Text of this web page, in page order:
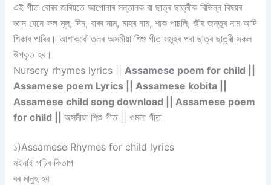
এই গীত বোৰৰ জৰিয়তে আপোনাৰ সন্তানক বা ছাত্ৰ ছাত্ৰীক বিভিন্ন বিষয়ৰ
জ্ঞান যেনে ফল মূল, দিন, বাৰৰ নাম, মাহৰ নাম, শাক পাচলি, জীৱ জন্তুৰ নাম আদি
শিকাব পাৰিব। আশাকৰোঁ তলৰ অসমীয়া শিশু গীত সমূহৰ পৰা ছাত্ৰ ছাত্ৰী সকল
উপকৃত হব।
Nursery rhymes lyrics || Assamese poem for child ||
Assamese poem Lyrics || Assamese kobita ||
Assamese child song download || Assamese poem
for child ||অসমীয়া শিশু গীত || ওমলা গীত
১)Assamese Rhymes for child lyrics
মইনাই পঢ়িব কিতাপ
বৰ মানুহ হব